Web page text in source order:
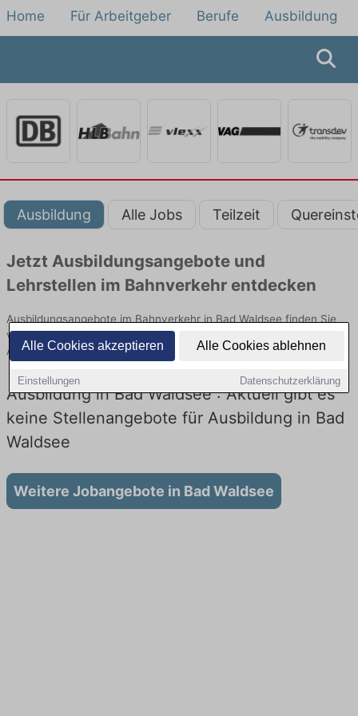
Alle Cookies akzeptieren Alle Cookies ablehnen
Einstellungen Datenschutzerklärung
Home Für Arbeitgeber Berufe Ausbildung
Ausbildung Alle Jobs Teilzeit
Jetzt Ausbildungsangebote und
Lehrstellen im Bahnverkehr entdecken
Ausbildungsangebote im Bahnverkehr in Bad Waldsee finden Sie
von namhaften Firmen. Entdecken Sie freie Optionen von Top-
Arbeitgebern und bewerben Sie sich noch heute.
Ausbildung in Bad Waldsee : Aktuell gibt es
keine Stellenangebote für Ausbildung in Bad
Waldsee
Weitere Jobangebote in Bad Waldsee